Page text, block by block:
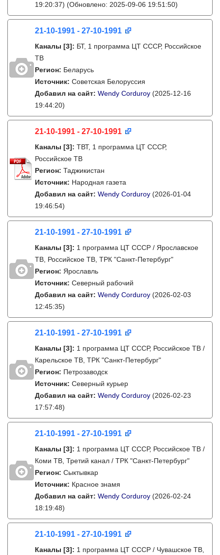
19:20:37) (Обновлено: 2025-09-06 19:51:50)
21-10-1991 - 27-10-1991
Каналы [3]: БТ, 1 программа ЦТ СССР, Российское
ТВ
Регион: Беларусь
Источник: Советская Белоруссия
Добавил на сайт: Wendy Corduroy (2025-12-16
19:44:20)
21-10-1991 - 27-10-1991
Каналы [3]: ТВТ, 1 программа ЦТ СССР,
Российское ТВ
Регион: Таджикистан
Источник: Народная газета
Добавил на сайт: Wendy Corduroy (2026-01-04
19:46:54)
21-10-1991 - 27-10-1991
Каналы [3]: 1 программа ЦТ СССР / Ярославское
ТВ, Российское ТВ, ТРК "Санкт-Петербург"
Регион: Ярославль
Источник: Северный рабочий
Добавил на сайт: Wendy Corduroy (2026-02-03
12:45:35)
21-10-1991 - 27-10-1991
Каналы [3]: 1 программа ЦТ СССР, Российское ТВ /
Карельское ТВ, ТРК "Санкт-Петербург"
Регион: Петрозаводск
Источник: Северный курьер
Добавил на сайт: Wendy Corduroy (2026-02-23
17:57:48)
21-10-1991 - 27-10-1991
Каналы [3]: 1 программа ЦТ СССР, Российское ТВ /
Коми ТВ, Третий канал / ТРК "Санкт-Петербург"
Регион: Сыктывкар
Источник: Красное знамя
Добавил на сайт: Wendy Corduroy (2026-02-24
18:19:48)
21-10-1991 - 27-10-1991
Каналы [3]: 1 программа ЦТ СССР / Чувашское ТВ,